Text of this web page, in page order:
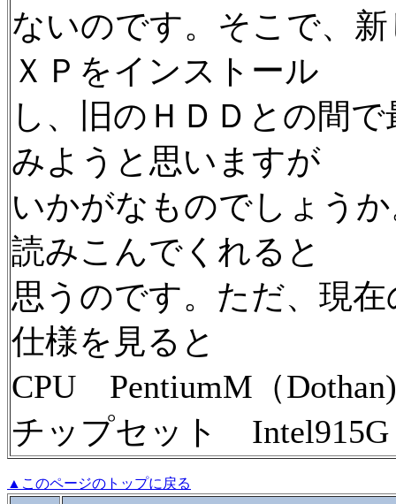
ないのです。そこで、
ＸＰをインストール
し、旧のＨＤＤとの間
みようと思いますが
いかがなものでしょう
読みこんでくれると
思うのです。ただ、現
仕様を見ると
CPU PentiumM（
チップセット Intel915G
▲このページのトップに戻る